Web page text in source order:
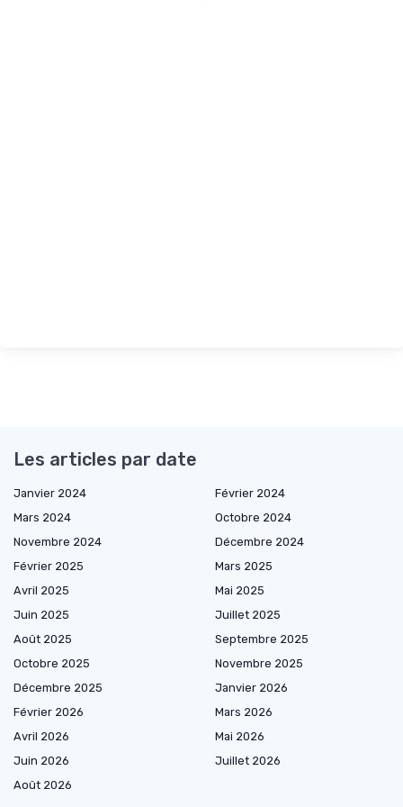
Les articles par date
Janvier 2024
Février 2024
Mars 2024
Octobre 2024
Novembre 2024
Décembre 2024
Février 2025
Mars 2025
Avril 2025
Mai 2025
Juin 2025
Juillet 2025
Août 2025
Septembre 2025
Octobre 2025
Novembre 2025
Décembre 2025
Janvier 2026
Février 2026
Mars 2026
Avril 2026
Mai 2026
Juin 2026
Juillet 2026
Août 2026